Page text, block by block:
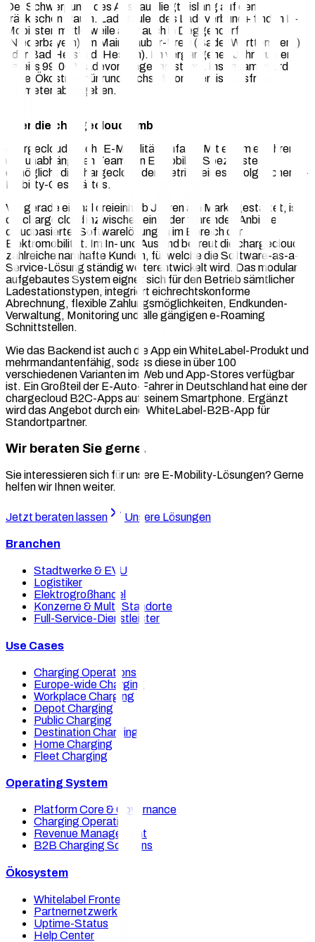
Der Schwerpunkt des Ausbaus liegt bislang auf dem
fränkischen Raum. Ladesäulen des Ladeverbund+ finden E-
Mobilisten mittlerweile aber auch in Deggendorf
(Niederbayern), im Main-Tauber-Kreis (BadenWürttemberg)
oder Bad Hersfeld (Hessen). Im vergangenen Jahr wurden
bereits 99.000 Ladevorgänge registriert. Insgesamt wurde
dabei Ökostrom für rund sechs Millionen emissionsfreie
Kilometer abgegeben.
Über die chargecloud GmbH
chargecloud macht E-Mobilität einfach. Mit einem erfahrenen
und unabhängigen Team von E-Mobility-Spezialisten
ermöglicht die chargecloud den Betrieb eines erfolgreichen E-
Mobility-Geschäftes.
Vor gerade einmal dreieinhalb Jahren am Markt gestartet, ist
die chargecloud inzwischen einer der führenden Anbieter
cloudbasierter Softwarelösungen im Bereich der
Elektromobilität. Im In- und Ausland betreut die chargecloud
zahlreiche namhafte Kunden, für welche die Software-as-a-
Service-Lösung ständig weiterentwickelt wird. Das modular
aufgebautes System eignet sich für den Betrieb sämtlicher
Ladestationstypen, integriert eichrechtskonforme
Abrechnung, flexible Zahlungsmöglichkeiten, Endkunden-
Verwaltung, Monitoring und alle gängigen e-Roaming
Schnittstellen.
Wie das Backend ist auch die App ein WhiteLabel-Produkt und
mehrmandantenfähig, sodass diese in über 100
verschiedenen Varianten im Web und App-Stores verfügbar
ist. Ein Großteil der E-Auto-Fahrer in Deutschland hat eine der
chargecloud B2C-Apps auf seinem Smartphone. Ergänzt
wird das Angebot durch eine WhiteLabel-B2B-App für
Standortpartner.
Wir beraten Sie gerne.
Sie interessieren sich für unsere E-Mobility-Lösungen? Gerne
helfen wir Ihnen weiter.
Jetzt beraten lassen Unsere Lösungen
Branchen
Stadtwerke & EVU
Logistiker
Elektrogroßhandel
Konzerne & Multi-Standorte
Full-Service-Dienstleister
Use Cases
Charging Operations
Europe-wide Charging
Workplace Charging
Depot Charging
Public Charging
Destination Charging
Home Charging
Fleet Charging
Operating System
Platform Core & Governance
Charging Operations
Revenue Management
B2B Charging Solutions
Ökosystem
Whitelabel Frontends
Partnernetzwerk
Uptime-Status
Help Center